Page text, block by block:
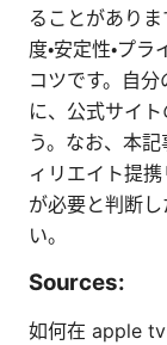
ることがあり
度・安定性・プ
コツです。自
に、公式サイ
う。なお、本
ィリエイト提
が必要と判断
い。
Sources:
如何在 apple